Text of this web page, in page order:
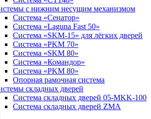
с нижним несущим механизмом
Система «Сенатор»
Система «Laguna Fast 50»
Система «SKM-15» для лёгких дверей
Система «PKM 70»
Система «SKM 80»
Система «Командор»
Система «PKM 80»
Опорная рамочная система
складных дверей
Система складных дверей 05-MKK-100
Система складных дверей ZMA